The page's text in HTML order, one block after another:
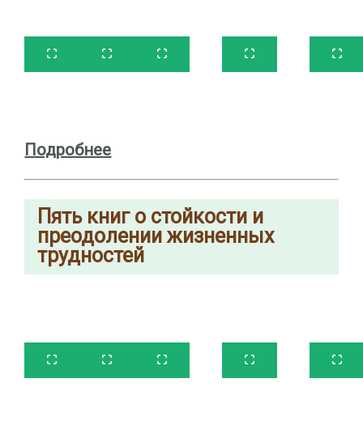
Подробнее
Пять книг о стойкости и
преодолении жизненных
трудностей